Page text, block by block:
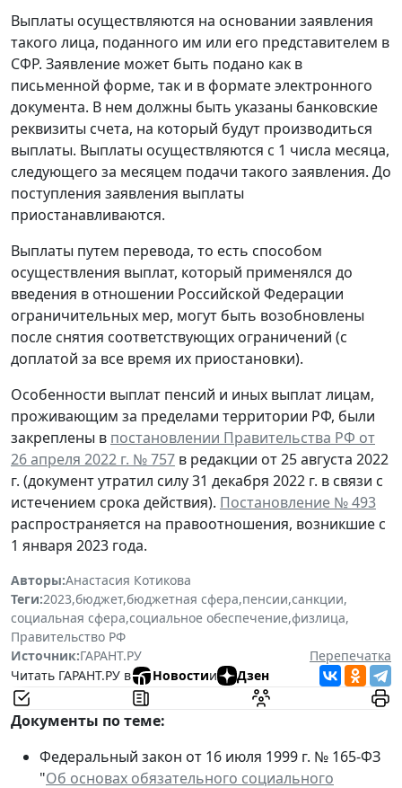
Выплаты осуществляются на основании заявления
такого лица, поданного им или его представителем в
СФР. Заявление может быть подано как в
письменной форме, так и в формате электронного
документа. В нем должны быть указаны банковские
реквизиты счета, на который будут производиться
выплаты. Выплаты осуществляются с 1 числа месяца,
следующего за месяцем подачи такого заявления. До
поступления заявления выплаты
приостанавливаются.
Выплаты путем перевода, то есть способом
осуществления выплат, который применялся до
введения в отношении Российской Федерации
ограничительных мер, могут быть возобновлены
после снятия соответствующих ограничений (с
доплатой за все время их приостановки).
Особенности выплат пенсий и иных выплат лицам,
проживающим за пределами территории РФ, были
закреплены в постановлении Правительства РФ от
26 апреля 2022 г. № 757 в редакции от 25 августа 2022
г. (документ утратил силу 31 декабря 2022 г. в связи с
истечением срока действия). Постановление № 493
распространяется на правоотношения, возникшие с
1 января 2023 года.
Авторы:Анастасия Котикова
Теги:2023,бюджет,бюджетная сфера,пенсии,санкции,
социальная сфера,социальное обеспечение,физлица,
Правительство РФ
Источник:ГАРАНТ.РУ
Перепечатка
Читать ГАРАНТ.РУ в
Новостии Дзен
Документы по теме:
Федеральный закон от 16 июля 1999 г. № 165-ФЗ
"Об основах обязательного социального